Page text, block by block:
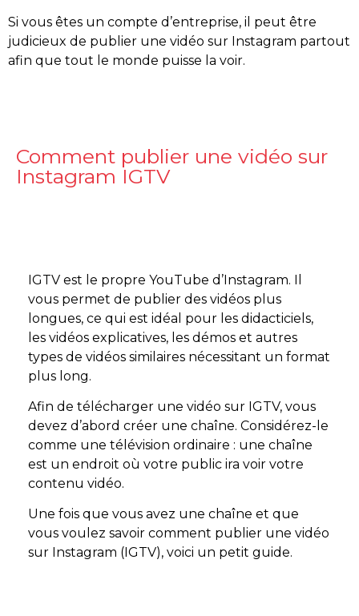
Si vous êtes un compte d’entreprise, il peut être
judicieux de publier une vidéo sur Instagram partout
afin que tout le monde puisse la voir.
Comment publier une vidéo sur
Instagram IGTV
IGTV est le propre YouTube d’Instagram. Il
vous permet de publier des vidéos plus
longues, ce qui est idéal pour les didacticiels,
les vidéos explicatives, les démos et autres
types de vidéos similaires nécessitant un format
plus long.
Afin de télécharger une vidéo sur IGTV, vous
devez d’abord créer une chaîne. Considérez-le
comme une télévision ordinaire : une chaîne
est un endroit où votre public ira voir votre
contenu vidéo.
Une fois que vous avez une chaîne et que
vous voulez savoir comment publier une vidéo
sur Instagram (IGTV), voici un petit guide.